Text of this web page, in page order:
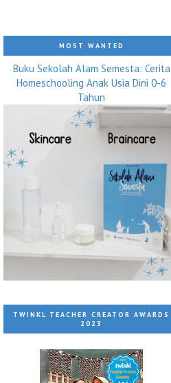
MOST WANTED
Buku Sekolah Alam Semesta: Cerita
Homeschooling Anak Usia Dini 0-6
Tahun
TWINKL TEACHER CREATOR AWARDS
2023